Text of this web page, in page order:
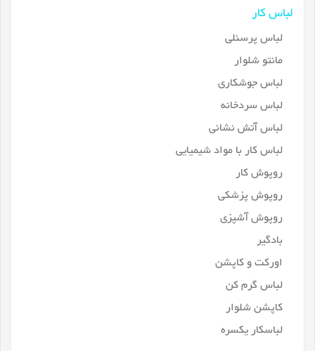
لباس کار
لباس پرسنلی
مانتو شلوار
لباس جوشکاری
لباس سردخانه
لباس آتش نشانی
لباس کار با مواد شیمیایی
روپوش کار
روپوش پزشکی
روپوش آشپزی
بادگیر
اورکت و کاپشن
لباس گرم کن
کاپشن شلوار
لباسکار یکسره